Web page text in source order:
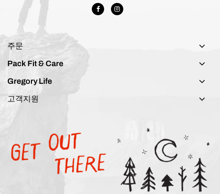
주문
Pack Fit & Care
Gregory Life
고객지원